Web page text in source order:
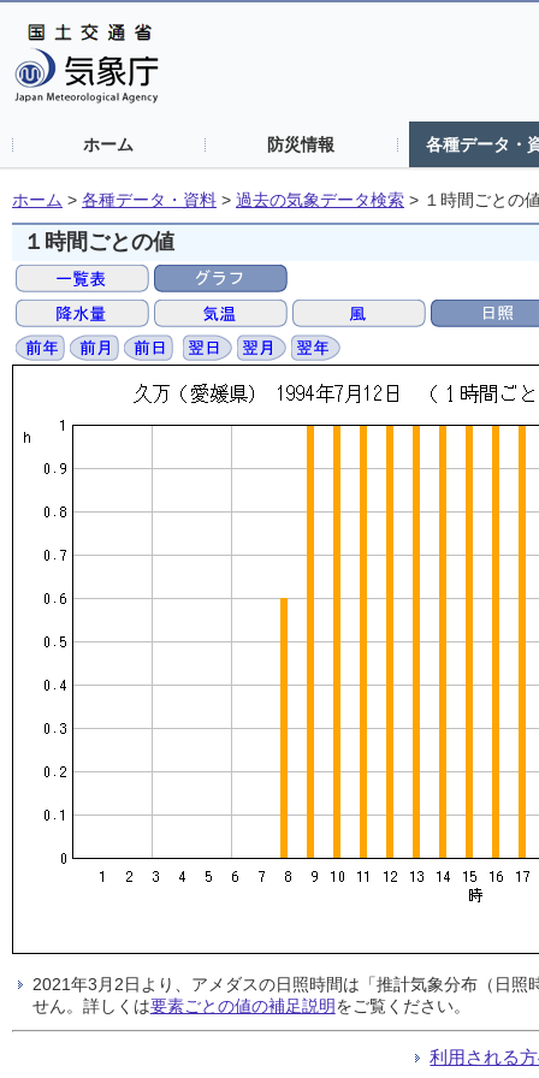
ホーム 防災情報 各種データ・
ホーム > 各種データ・資料 > 過去の気象データ検索 > １時間ごとの
１時間ごとの値
2021年3月2日より、アメダスの日照時間は「推計気象分布（日
せん。詳しくは要素ごとの値の補足説明をご覧ください。
利用される